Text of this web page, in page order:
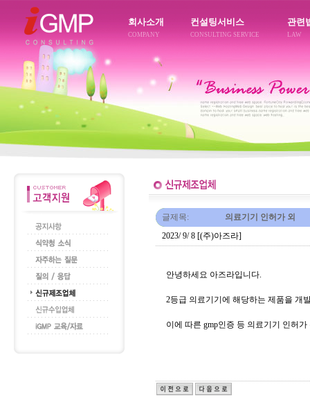
회사소개
COMPANY
컨설팅서비스
CONSULTING SERVICE
관련
LAW
글제목:
의료기기 인허가 외
2023/ 9/ 8 [(주)아즈라]
안녕하세요 아즈라입니다.
2등급 의료기기에 해당하는 제품을 개
이에 따른 gmp인증 등 의료기기 인허